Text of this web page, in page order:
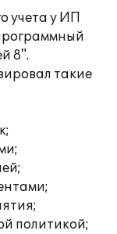
учета у ИП
8".
такие
политикой;